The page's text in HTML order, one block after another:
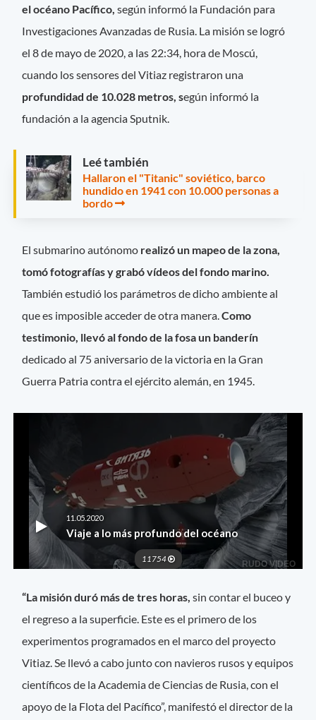
el océano Pacífico,según informó la Fundación para
Investigaciones Avanzadas de Rusia. La misión se logró
el 8 de mayo de 2020, a las 22:34, hora de Moscú,
cuando los sensores del Vitiaz registraron una
profundidad de 10.028 metros, según informó la
fundación a la agencia Sputnik.
Leé también
Hallaron el "Titanic" soviético, barco
hundido en 1941 con 10.000 personas a
bordo
El submarino autónomo realizó un mapeo de la zona,
tomó fotografías y grabó vídeos del fondo marino.
También estudió los parámetros de dicho ambiente al
que es imposible acceder de otra manera.Como
testimonio, llevó al fondo de la fosa un banderín
dedicado al 75 aniversario de la victoria en la Gran
Guerra Patria contra el ejército alemán, en 1945.
“La misión duró más de tres horas,sin contar el buceo y
el regreso a la superficie. Este es el primero de los
experimentos programados en el marco del proyecto
Vitiaz. Se llevó a cabo junto con navieros rusos y equipos
científicos de la Academia de Ciencias de Rusia, con el
apoyo de la Flota del Pacífico”, manifestó el director de la